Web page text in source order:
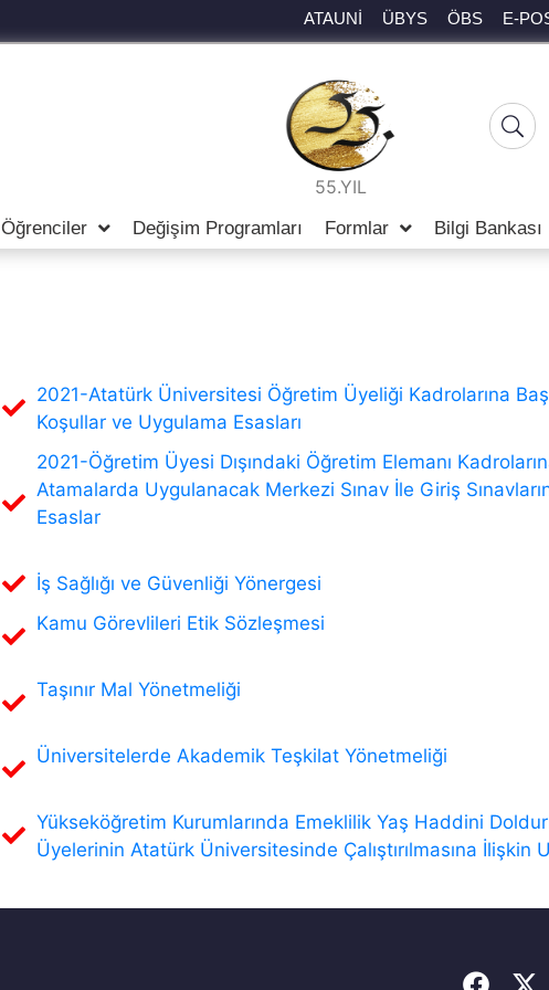
ATAUNİ ÜBYS ÖBS E-
55.YIL
Öğrenciler Değişim Programları Formlar Bilgi Bankası
2021-Atatürk Üniversitesi Öğretim Üyeliği Kadrolarına
Koşullar ve Uygulama Esasları
2021-Öğretim Üyesi Dışındaki Öğretim Elemanı
Atamalarda Uygulanacak Merkezi Sınav İle Giriş
Esaslar
İş Sağlığı ve Güvenliği Yönergesi
Kamu Görevlileri Etik Sözleşmesi
Taşınır Mal Yönetmeliği
Üniversitelerde Akademik Teşkilat Yönetmeliği
Yükseköğretim Kurumlarında Emeklilik Yaş Haddini
Üyelerinin Atatürk Üniversitesinde Çalıştırılmasına İlişkin